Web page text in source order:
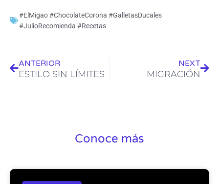
#ElMigao #ChocolateCorona #GalletasDucales
#JulioRecomienda #Recetas
ANTERIOR
ESTILO SIN LÍMITES
NEXT
MIGRACIÓN
Conoce más